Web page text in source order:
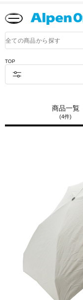
品
検
TOP
商品一覧
(4件)